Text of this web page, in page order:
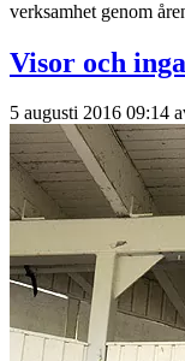
verksamhet genom
Visor och
5 augusti 2016 09:14